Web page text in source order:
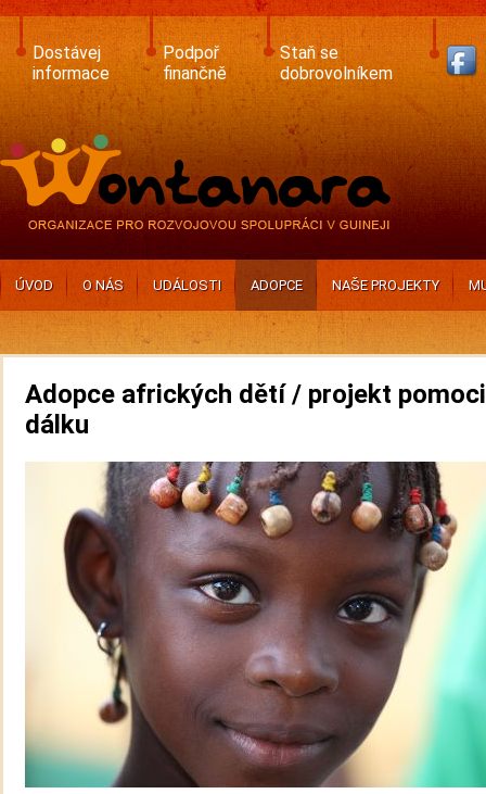
Skip
main
content
Dostávej
informace
Podpoř
finančně
Staň se
dobrovolníkem
ÚVOD O NÁS UDÁLOSTI ADOPCE NAŠE PROJEKTY
Adopce afrických dětí / projekt
dálku